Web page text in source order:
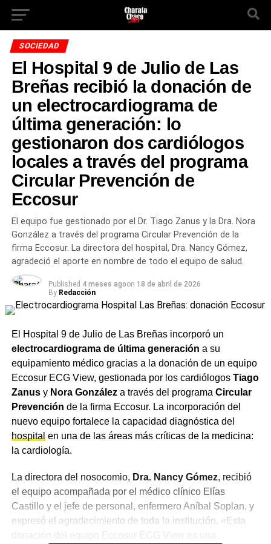
SOCIEDAD
El Hospital 9 de Julio de Las
Breñas recibió la donación de
un electrocardiograma de
última generación: lo
gestionaron dos cardiólogos
locales a través del programa
Circular Prevención de
Eccosur
El equipo fue gestionado por el Dr. Tiago Zanus y la Dra. Nora
González a través del programa Circular Prevención de la
firma Eccosur. La directora del hospital, Dra. Nancy Gómez,
agradeció el aporte en nombre de todo el equipo de salud.
Published 4 meses agoon 18 de abril de 2026
By Redacción
El Hospital 9 de Julio de Las Breñas incorporó un
electrocardiograma de última generación a su
equipamiento médico gracias a la donación de un equipo
Eccosur ECG View, gestionada por los cardiólogos Tiago
Zanusy Nora Gonzáleza través del programa Circular
Prevención de la firma Eccosur. La incorporación del
nuevo equipo fortalece la capacidad diagnóstica del
hospital en una de las áreas más críticas de la medicina:
la cardiología.
La directora del nosocomio, Dra. Nancy Gómez, recibió
el equipo acompañada por el médico clínico Elías
Castillo y el jefe de personal, enfermero Aníbal Soplan, y
expresó el agradecimiento de toda la institución. «Esta